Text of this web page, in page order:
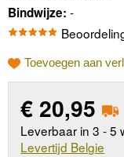
Bindwijze: -
Toevoegen aan
€ 20,95
Leverbaar in 3 - 5
Levertijd Belgie